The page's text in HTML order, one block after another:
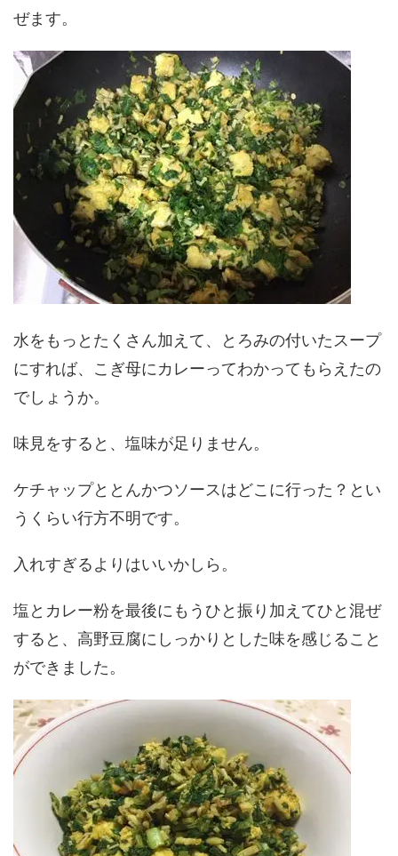
ぜます。
水をもっとたくさん加えて、とろみの付いたスープ
にすれば、こぎ母にカレーってわかってもらえたの
でしょうか。
味見をすると、塩味が足りません。
ケチャップととんかつソースはどこに行った？とい
うくらい行方不明です。
入れすぎるよりはいいかしら。
塩とカレー粉を最後にもうひと振り加えてひと混ぜ
すると、高野豆腐にしっかりとした味を感じること
ができました。